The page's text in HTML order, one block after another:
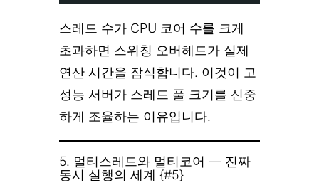
스레드 수가 CPU 코어 수를 크게
초과하면 스위칭 오버헤드가 실제
연산 시간을 잠식합니다. 이것이 고
성능 서버가 스레드 풀 크기를 신중
하게 조율하는 이유입니다.
5. 멀티스레드와 멀티코어 — 진짜
동시 실행의 세계 {#5}